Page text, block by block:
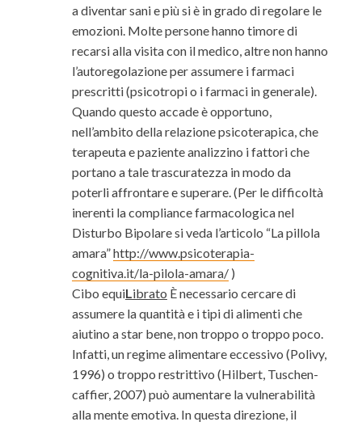
a diventar sani e più si è in grado di regolare le
emozioni. Molte persone hanno timore di
recarsi alla visita con il medico, altre non hanno
l’autoregolazione per assumere i farmaci
prescritti (psicotropi o i farmaci in generale).
Quando questo accade è opportuno,
nell’ambito della relazione psicoterapica, che
terapeuta e paziente analizzino i fattori che
portano a tale trascuratezza in modo da
poterli affrontare e superare. (Per le difficoltà
inerenti la compliance farmacologica nel
Disturbo Bipolare si veda l’articolo “La pillola
amara”http://www.psicoterapia-
cognitiva.it/la-pilola-amara/)
Cibo equiLibrato È necessario cercare di
assumere la quantità e i tipi di alimenti che
aiutino a star bene, non troppo o troppo poco.
Infatti, un regime alimentare eccessivo (Polivy,
1996) o troppo restrittivo (Hilbert, Tuschen-
caffier, 2007) può aumentare la vulnerabilità
alla mente emotiva. In questa direzione, il